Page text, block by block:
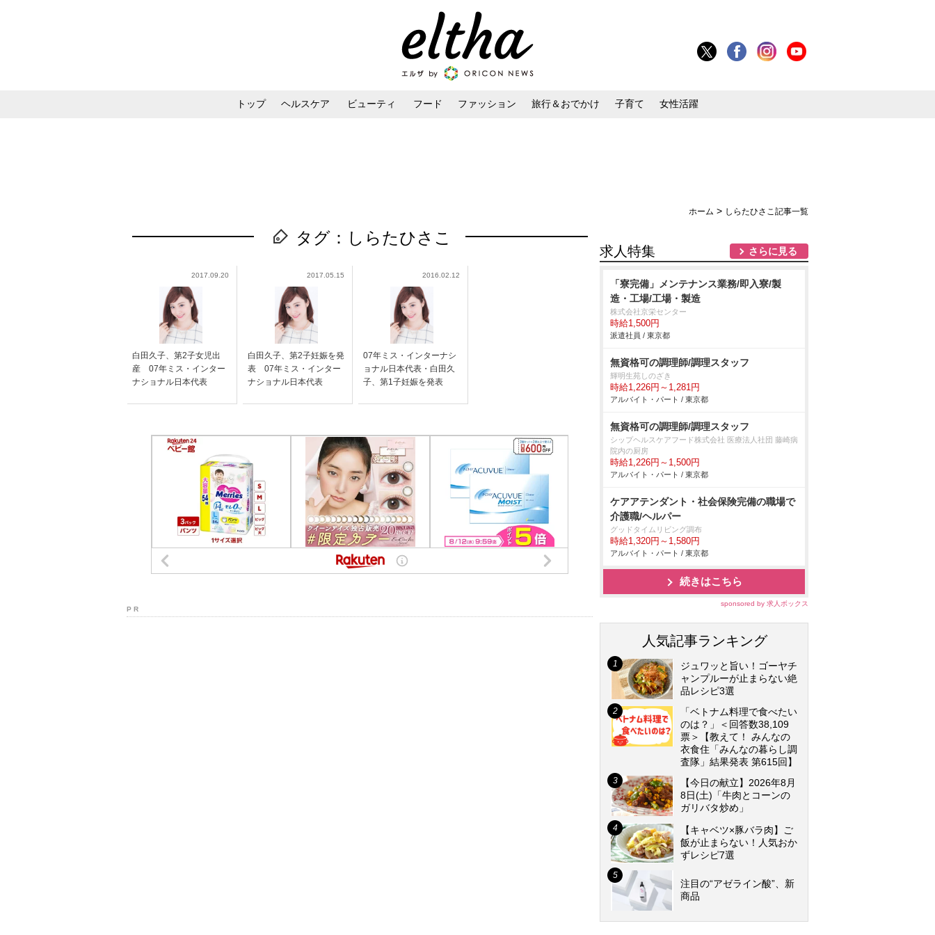
トップ ヘルスケア ビューティ フード ファッション 旅行＆おでかけ 子育て 女性活躍
ホーム > しらたひさこ記事一覧
タグ：しらたひさこ
2017.09.20
白田久子、第2子女児出
産 07年ミス・インター
ナショナル日本代表
2017.05.15
白田久子、第2子妊娠を発
表 07年ミス・インター
ナショナル日本代表
2016.02.12
07年ミス・インターナシ
ョナル日本代表・白田久
子、第1子妊娠を発表
P R
求人特集 さらに見る
「寮完備」メンテナンス業務/即入寮/製
造・工場/工場・製造
株式会社京栄センター
時給1,500円
派遣社員 / 東京都
無資格可の調理師/調理スタッフ
輝明生苑しのざき
時給1,226円～1,281円
アルバイト・パート / 東京都
無資格可の調理師/調理スタッフ
シップヘルスケアフード株式会社 医療法人社団 藤崎病
院内の厨房
時給1,226円～1,500円
アルバイト・パート / 東京都
ケアアテンダント・社会保険完備の職場で
介護職/ヘルパー
グッドタイムリビング調布
時給1,320円～1,580円
アルバイト・パート / 東京都
続きはこちら
sponsored by 求人ボックス
人気記事ランキング
ジュワッと旨い！ゴーヤチ
ャンプルーが止まらない絶
品レシピ3選
「ベトナム料理で食べたい
のは？」＜回答数38,109
票＞【教えて！ みんなの
衣食住「みんなの暮らし調
査隊」結果発表 第615回】
【今日の献立】2026年8月
8日(土)「牛肉とコーンの
ガリバタ炒め」
【キャベツ×豚バラ肉】ご
飯が止まらない！人気おか
ずレシピ7選
注目の“アゼライン酸”、新
商品